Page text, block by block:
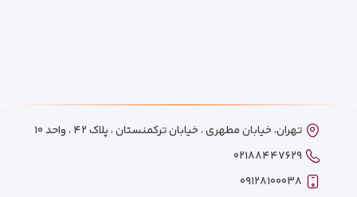
تهران، خیابان مطهری ، خیابان ترکمنستان ، پلاک ۴۲ ، واحد ۱۰
۰۲۱۸۸۴۴۷۶۲۹
۰۹۱۲۸۱۰۰۰۳۸